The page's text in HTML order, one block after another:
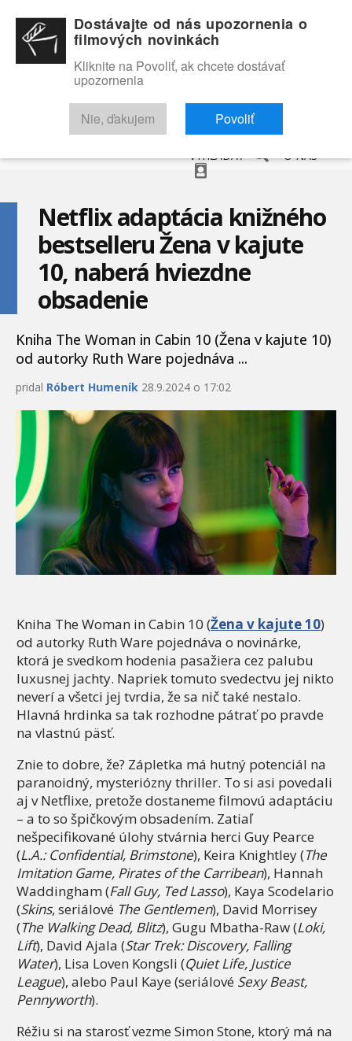
RECENZIE TRAILERY FILMOVÁ DATABÁZA
VYHĽADAŤ O NÁS
Netflix adaptácia knižného
bestselleru Žena v kajute
10, naberá hviezdne
obsadenie
Kniha The Woman in Cabin 10 (Žena v kajute 10)
od autorky Ruth Ware pojednáva ...
pridal Róbert Humeník 28.9.2024 o 17:02
Kniha The Woman in Cabin 10 (Žena v kajute 10)
od autorky Ruth Ware pojednáva o novinárke,
ktorá je svedkom hodenia pasažiera cez palubu
luxusnej jachty. Napriek tomuto svedectvu jej nikto
neverí a všetci jej tvrdia, že sa nič také nestalo.
Hlavná hrdinka sa tak rozhodne pátrať po pravde
na vlastnú päsť.
Znie to dobre, že? Zápletka má hutný potenciál na
paranoidný, mysteriózny thriller. To si asi povedali
aj v Netflixe, pretože dostaneme filmovú adaptáciu
– a to so špičkovým obsadením. Zatiaľ
nešpecifikované úlohy stvárnia herci Guy Pearce
(L.A.: Confidential, Brimstone), Keira Knightley (The
Imitation Game, Pirates of the Carribean), Hannah
Waddingham (Fall Guy, Ted Lasso), Kaya Scodelario
(Skins, seriálové The Gentlemen), David Morrisey
(The Walking Dead, Blitz), Gugu Mbatha-Raw (Loki,
Lift), David Ajala (Star Trek: Discovery, Falling
Water), Lisa Loven Kongsli (Quiet Life, Justice
League), alebo Paul Kaye (seriálové Sexy Beast,
Pennyworth).
Réžiu si na starosť vezme Simon Stone, ktorý má na
Dostávajte od nás upozornenia o
filmových novinkách
Kliknite na Povoliť, ak chcete dostávať
upozornenia
Nie, ďakujem Povoliť